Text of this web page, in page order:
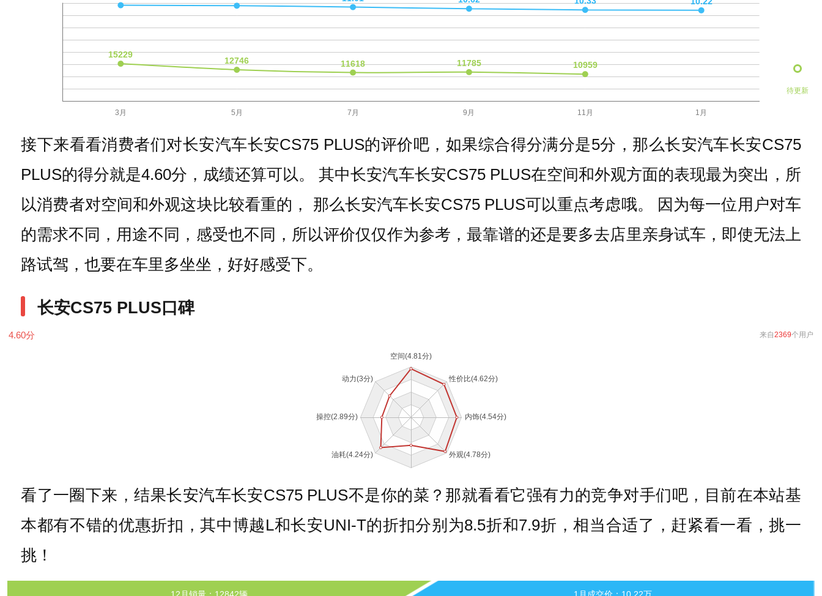
待更新
接下来看看消费者们对长安汽车长安CS75 PLUS的评价吧，如果综合得分满分是5分，那么长安汽车长安CS75
PLUS的得分就是4.60分，成绩还算可以。 其中长安汽车长安CS75 PLUS在空间和外观方面的表现最为突出，所
以消费者对空间和外观这块比较看重的， 那么长安汽车长安CS75 PLUS可以重点考虑哦。 因为每一位用户对车
的需求不同，用途不同，感受也不同，所以评价仅仅作为参考，最靠谱的还是要多去店里亲身试车，即使无法上
路试驾，也要在车里多坐坐，好好感受下。
长安CS75 PLUS口碑
4.60分 来自2369个用户
看了一圈下来，结果长安汽车长安CS75 PLUS不是你的菜？那就看看它强有力的竞争对手们吧，目前在本站基
本都有不错的优惠折扣，其中博越L和长安UNI-T的折扣分别为8.5折和7.9折，相当合适了，赶紧看一看，挑一
挑！
12月销量：12842辆 1月成交价：10.22万